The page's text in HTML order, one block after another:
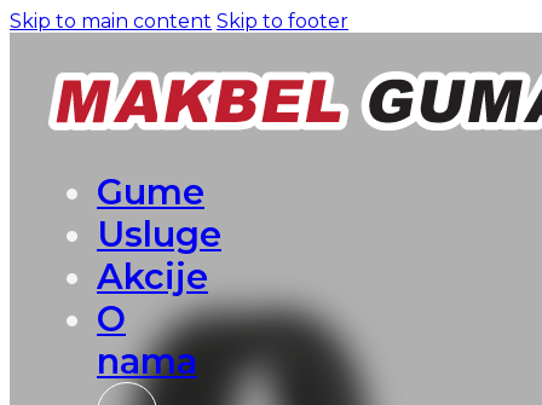
Skip to main content Skip to footer
Gume
Usluge
Akcije
O
nama